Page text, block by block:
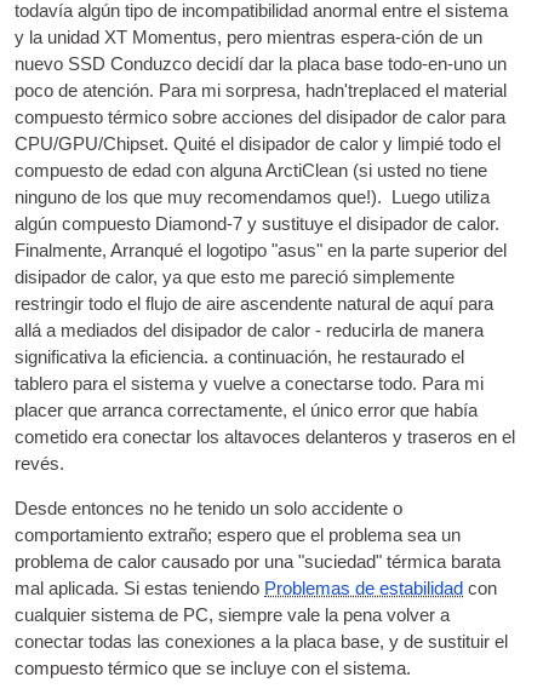
todavía algún tipo de incompatibilidad anormal entre el sistema
y la unidad XT Momentus, pero mientras espera-ción de un
nuevo SSD Conduzco decidí dar la placa base todo-en-uno un
poco de atención. Para mi sorpresa, hadn'treplaced el material
compuesto térmico sobre acciones del disipador de calor para
CPU/GPU/Chipset. Quité el disipador de calor y limpié todo el
compuesto de edad con alguna ArctiClean (si usted no tiene
ninguno de los que muy recomendamos que!). Luego utiliza
algún compuesto Diamond-7 y sustituye el disipador de calor.
Finalmente, Arranqué el logotipo "asus" en la parte superior del
disipador de calor, ya que esto me pareció simplemente
restringir todo el flujo de aire ascendente natural de aquí para
allá a mediados del disipador de calor - reducirla de manera
significativa la eficiencia. a continuación, he restaurado el
tablero para el sistema y vuelve a conectarse todo. Para mi
placer que arranca correctamente, el único error que había
cometido era conectar los altavoces delanteros y traseros en el
revés.
Desde entonces no he tenido un solo accidente o
comportamiento extraño; espero que el problema sea un
problema de calor causado por una "suciedad" térmica barata
mal aplicada. Si estas teniendo Problemas de estabilidad con
cualquier sistema de PC, siempre vale la pena volver a
conectar todas las conexiones a la placa base, y de sustituir el
compuesto térmico que se incluye con el sistema.